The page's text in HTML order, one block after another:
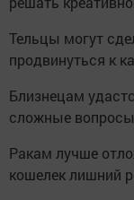
Тельцы могут
продвинуться к
Близнецам
сложные
Ракам лучше
кошелек лишний